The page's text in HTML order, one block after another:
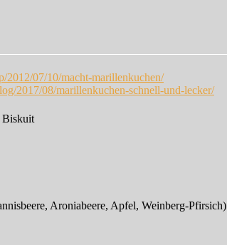
2012/07/10/macht-marillenkuchen/
2017/08/marillenkuchen-schnell-und-lecker/
Biskuit
Aroniabeere, Apfel, Weinberg-Pfirsich)